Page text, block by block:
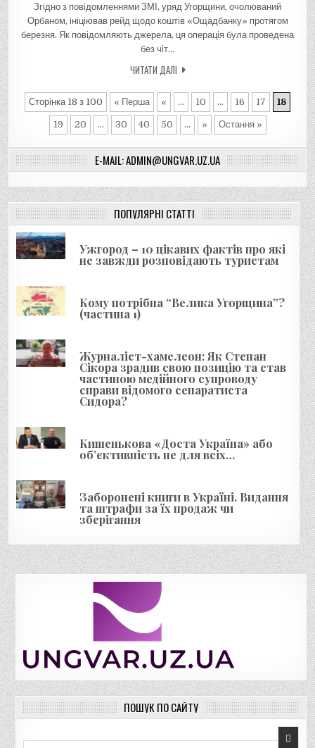
Згідно з повідомленнями ЗМІ, уряд Угорщини, очолюваний
Орбаном, ініціював рейд щодо коштів «Ощадбанку» протягом
березня. Як повідомляють джерела, ця операція була проведена
без чіт…
ЧИТАТИ ДАЛІ
Сторінка 18 з 100 « Перша « ... 10 ... 16 17 18
19 20 ... 30 40 50 ... » Остання »
E-MAIL: ADMIN@UNGVAR.UZ.UA
ПОПУЛЯРНІ СТАТТІ
Ужгород – 10 цікавих фактів про які
не завжди розповідають туристам
Кому потрібна “Велика Угорщина”?
(частина 1)
Журналіст-хамелеон: Як Степан
Сікора зрадив свою позицію та став
частиною медійного супроводу
справи відомого сепаратиста
Сидора?
Кишенькова «Доста Україна» або
об’єктивність не для всіх…
Заборонені книги в Україні. Видання
та штрафи за їх продаж чи
зберігання
ПОШУК ПО САЙТУ